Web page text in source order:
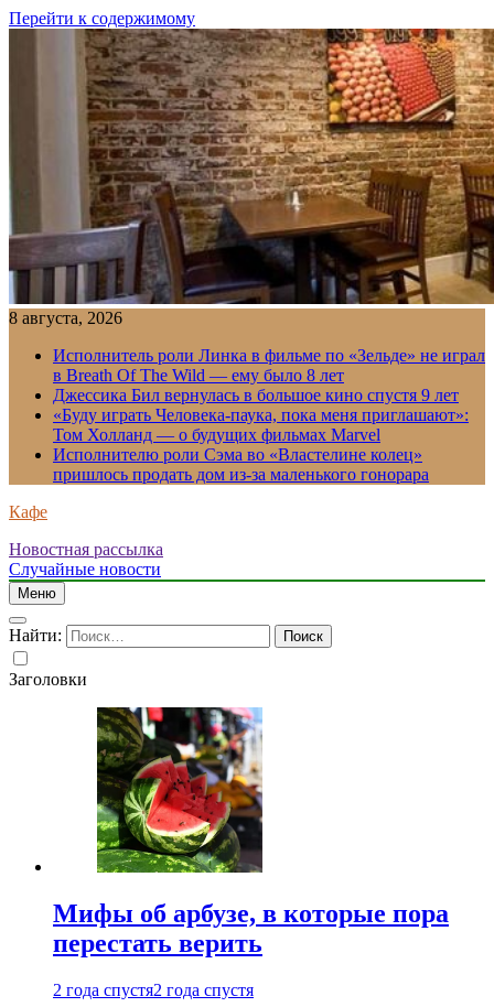
Перейти к содержимому
8 августа, 2026
Исполнитель роли Линка в фильме по «Зельде» не играл
в Breath Of The Wild — ему было 8 лет
Джессика Бил вернулась в большое кино спустя 9 лет
«Буду играть Человека-паука, пока меня приглашают»:
Том Холланд — о будущих фильмах Marvel
Исполнителю роли Сэма во «Властелине колец»
пришлось продать дом из-за маленького гонорара
Кафе
Новостная рассылка
Случайные новости
Меню
Найти:
Заголовки
Мифы об арбузе, в которые пора
перестать верить
2 года спустя2 года спустя